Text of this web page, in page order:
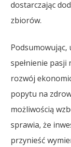
dostarczając
zbiorów.
Podsumowując,
spełnienie
rozwój
popytu na
możliwością
sprawia, że
przynieść